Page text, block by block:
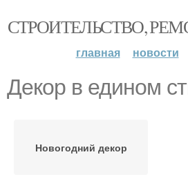
СТРОИТЕЛЬСТВО,
главная новости
Декор в едином
Новогодний декор